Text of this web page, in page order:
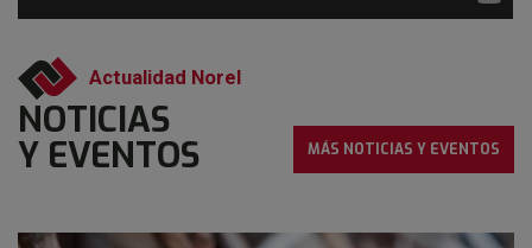
Actualidad Norel
NOTICIAS
Y EVENTOS MÁS NOTICIAS Y EVENTOS